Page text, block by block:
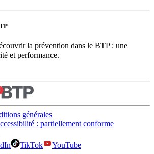
la prévention dans le BTP : une
et performance.
générales
: partiellement conforme
TikTok
YouTube